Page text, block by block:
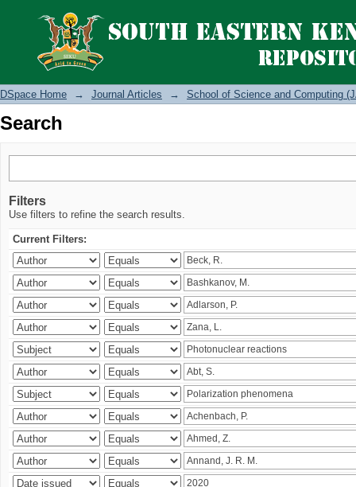
Search
DSpace Home → Journal Articles → School of Science and Computing
Search
Filters
Use filters to refine the search results.
Current Filters: